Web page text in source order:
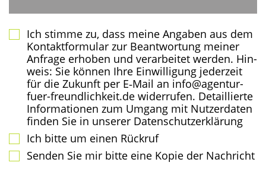
Ich stim­me zu, dass mei­ne Anga­ben aus dem
Kon­takt­for­mu­lar zur Beant­wor­tung mei­ner
Anfra­ge erho­ben und ver­ar­bei­tet wer­den. Hin­
weis: Sie kön­nen Ihre Ein­wil­li­gung jeder­zeit
für die Zukunft per E‑Mail an info@agentur-
fuer-freundlichkeit.de wider­ru­fen. Detail­lier­te
Infor­ma­tio­nen zum Umgang mit Nut­zer­da­ten
fin­den Sie in unse­rer Datenschutzerklärung
Ich bit­te um einen Rückruf
Sen­den Sie mir bit­te eine Kopie der Nachricht